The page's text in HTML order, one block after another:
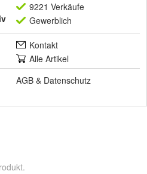
9221 Verkäufe
Gewerblich
Kontakt
Alle Artikel
AGB & Datenschutz